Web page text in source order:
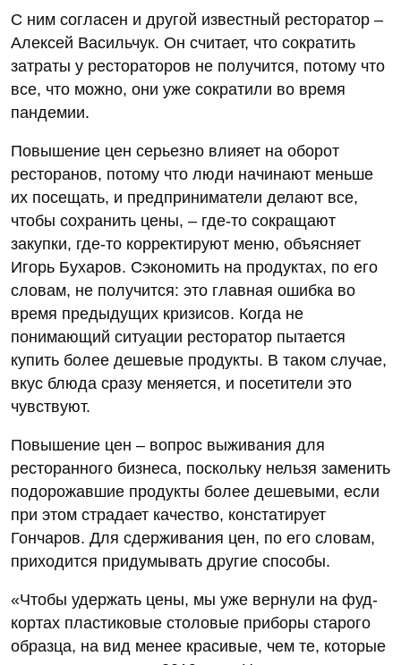
С ним согласен и другой известный ресторатор –
Алексей Васильчук. Он считает, что сократить
затраты у рестораторов не получится, потому что
все, что можно, они уже сократили во время
пандемии.
Повышение цен серьезно влияет на оборот
ресторанов, потому что люди начинают меньше
их посещать, и предприниматели делают все,
чтобы сохранить цены, – где-то сокращают
закупки, где-то корректируют меню, объясняет
Игорь Бухаров. Сэкономить на продуктах, по его
словам, не получится: это главная ошибка во
время предыдущих кризисов. Когда не
понимающий ситуации ресторатор пытается
купить более дешевые продукты. В таком случае,
вкус блюда сразу меняется, и посетители это
чувствуют.
Повышение цен – вопрос выживания для
ресторанного бизнеса, поскольку нельзя заменить
подорожавшие продукты более дешевыми, если
при этом страдает качество, констатирует
Гончаров. Для сдерживания цен, по его словам,
приходится придумывать другие способы.
«Чтобы удержать цены, мы уже вернули на фуд-
кортах пластиковые столовые приборы старого
образца, на вид менее красивые, чем те, которые